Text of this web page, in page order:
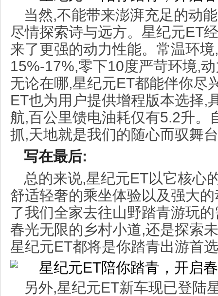
当然,不能带来澎湃充足的动
尽情探索诗与远方。星纪元ET
来了更强的动力性能。常温环
15%-17%,零下10度严苛环境,
无论在哪,星纪元ET都能伴你尽
ET也为用户提供增程版本选择,
航,百公里馈电油耗仅有5.2升。
抓,天地就是我们的随心而驭舞
写在最后:
总的来说,星纪元ET以它核心
舒适轻奢的乘坐体验以及强大
了我们全家去往山野踏青游玩
春光无限的乡村小道,还是探索
星纪元ET都将是你踏青出游首
另外,星纪元ET新车现已登陆